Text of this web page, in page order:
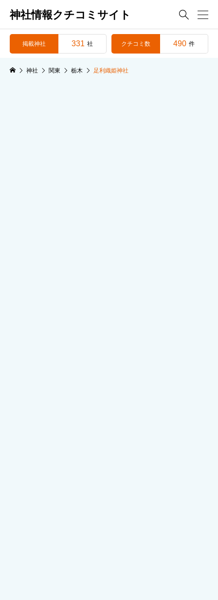
神社情報クチコミサイト 
掲載神社 331 社 クチコミ数 490 件
神社 関東 栃木 足利織姫神社